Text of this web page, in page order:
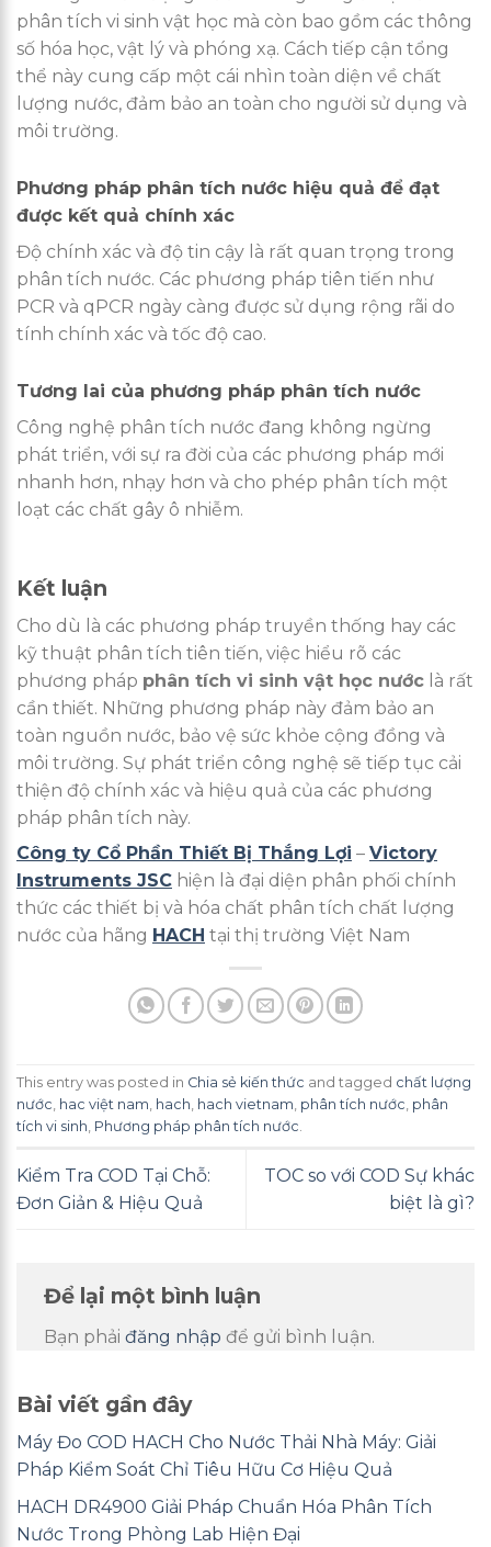
phân tích vi sinh vật học mà còn bao gồm các thông
số hóa học, vật lý và phóng xạ. Cách tiếp cận tổng
thể này cung cấp một cái nhìn toàn diện về chất
lượng nước, đảm bảo an toàn cho người sử dụng và
môi trường.
Phương pháp phân tích nước hiệu quả để đạt
được kết quả chính xác
Độ chính xác và độ tin cậy là rất quan trọng trong
phân tích nước. Các phương pháp tiên tiến như
PCR và qPCR ngày càng được sử dụng rộng rãi do
tính chính xác và tốc độ cao.
Tương lai của phương pháp phân tích nước
Công nghệ phân tích nước đang không ngừng
phát triển, với sự ra đời của các phương pháp mới
nhanh hơn, nhạy hơn và cho phép phân tích một
loạt các chất gây ô nhiễm.
Kết luận
Cho dù là các phương pháp truyền thống hay các
kỹ thuật phân tích tiên tiến, việc hiểu rõ các
phương pháp phân tích vi sinh vật học nước là rất
cần thiết. Những phương pháp này đảm bảo an
toàn nguồn nước, bảo vệ sức khỏe cộng đồng và
môi trường. Sự phát triển công nghệ sẽ tiếp tục cải
thiện độ chính xác và hiệu quả của các phương
pháp phân tích này.
Công ty Cổ Phần Thiết Bị Thắng Lợi – Victory
Instruments JSC hiện là đại diện phân phối chính
thức các thiết bị và hóa chất phân tích chất lượng
nước của hãng HACH tại thị trường Việt Nam
This entry was posted in Chia sẻ kiến thức and tagged chất lượng
nước, hac việt nam, hach, hach vietnam, phân tích nước, phân
tích vi sinh, Phương pháp phân tích nước.
Kiểm Tra COD Tại Chỗ:
Đơn Giản & Hiệu Quả
TOC so với COD Sự khác
biệt là gì?
Để lại một bình luận
Bạn phải đăng nhập để gửi bình luận.
Bài viết gần đây
Máy Đo COD HACH Cho Nước Thải Nhà Máy: Giải
Pháp Kiểm Soát Chỉ Tiêu Hữu Cơ Hiệu Quả
HACH DR4900 Giải Pháp Chuẩn Hóa Phân Tích
Nước Trong Phòng Lab Hiện Đại